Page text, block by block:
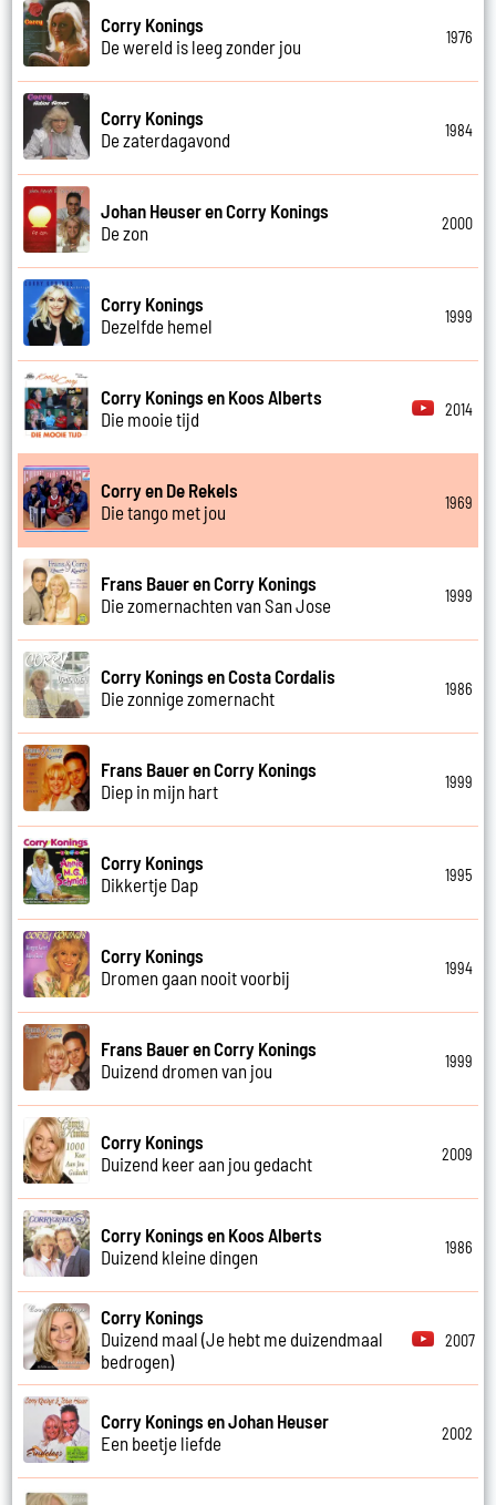
Corry Konings
De wereld is leeg zonder jou
1976
Corry Konings
De zaterdagavond
1984
Johan Heuser en Corry Konings
De zon
2000
Corry Konings
Dezelfde hemel
1999
Corry Konings en Koos Alberts
Die mooie tijd
2014
Corry en De Rekels
Die tango met jou
1969
Frans Bauer en Corry Konings
Die zomernachten van San Jose
1999
Corry Konings en Costa Cordalis
Die zonnige zomernacht
1986
Frans Bauer en Corry Konings
Diep in mijn hart
1999
Corry Konings
Dikkertje Dap
1995
Corry Konings
Dromen gaan nooit voorbij
1994
Frans Bauer en Corry Konings
Duizend dromen van jou
1999
Corry Konings
Duizend keer aan jou gedacht
2009
Corry Konings en Koos Alberts
Duizend kleine dingen
1986
Corry Konings
Duizend maal (Je hebt me duizendmaal
bedrogen)
2007
Corry Konings en Johan Heuser
Een beetje liefde
2002